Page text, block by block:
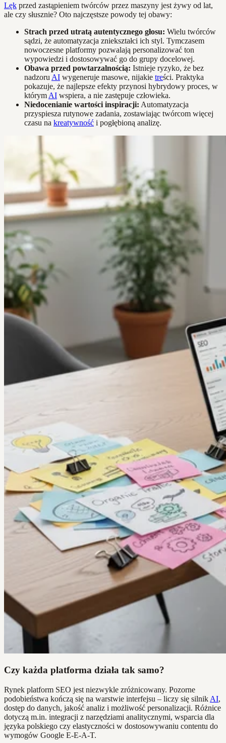
Lęk przed zastąpieniem twórców przez maszyny jest żywy od lat,
ale czy słusznie? Oto najczęstsze powody tej obawy:
Strach przed utratą autentycznego głosu: Wielu twórców
sądzi, że automatyzacja zniekształci ich styl. Tymczasem
nowoczesne platformy pozwalają personalizować ton
wypowiedzi i dostosowywać go do grupy docelowej.
Obawa przed powtarzalnością: Istnieje ryzyko, że bez
nadzoru AI wygeneruje masowe, nijakie treści. Praktyka
pokazuje, że najlepsze efekty przynosi hybrydowy proces, w
którym AI wspiera, a nie zastępuje człowieka.
Niedocenianie wartości inspiracji: Automatyzacja
przyspiesza rutynowe zadania, zostawiając twórcom więcej
czasu na kreatywność i pogłębioną analizę.
Czy każda platforma działa tak samo?
Rynek platform SEO jest niezwykle zróżnicowany. Pozorne
podobieństwa kończą się na warstwie interfejsu – liczy się silnik AI,
dostęp do danych, jakość analiz i możliwość personalizacji. Różnice
dotyczą m.in. integracji z narzędziami analitycznymi, wsparcia dla
języka polskiego czy elastyczności w dostosowywaniu contentu do
wymogów Google E-E-A-T.